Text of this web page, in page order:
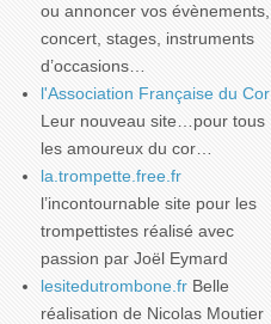
ou annoncer vos évènements,
concert, stages, instruments
d’occasions…
l'Association Française du Cor
Leur nouveau site…pour tous
les amoureux du cor…
la.trompette.free.fr
l’incontournable site pour les
trompettistes réalisé avec
passion par Joël Eymard
lesitedutrombone.fr Belle
réalisation de Nicolas Moutier